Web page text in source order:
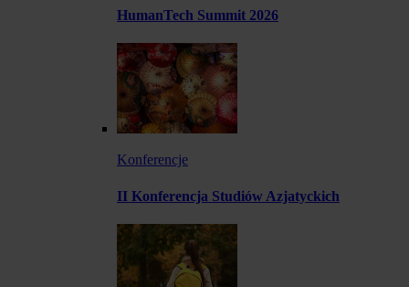
HumanTech Summit 2026
Konferencje
II Konferencja Studiów Azjatyckich